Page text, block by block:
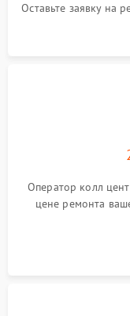
Оставьте заявку на
Оператор колл
цене ремонта